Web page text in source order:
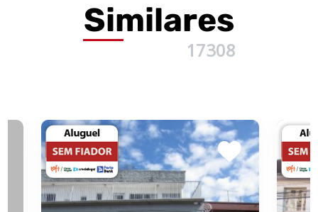
Similares
17308